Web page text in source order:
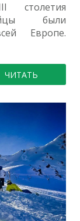
столетия
были
Европе.
ЧИТАТЬ